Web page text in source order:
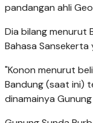
pandangan ahli
Dia bilang menurut
Bahasa Sansekerta
"Konon menurut
Bandung (saat ini)
dinamainya